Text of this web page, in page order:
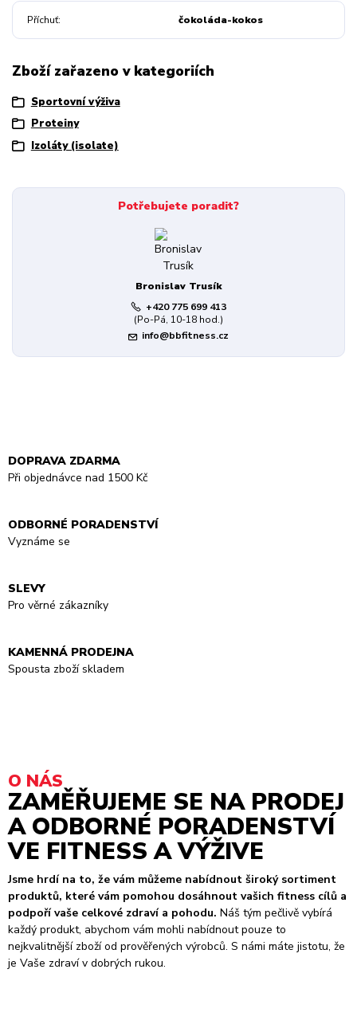
Příchuť čokoláda-kokos
Zboží zařazeno v kategoriích
Sportovní výživa
Proteiny
Izoláty (isolate)
Potřebujete poradit?
Bronislav Trusík
+420 775 699 413
(Po-Pá, 10-18 hod.)
info@bbfitness.cz
DOPRAVA ZDARMA
Při objednávce nad 1500 Kč
ODBORNÉ PORADENSTVÍ
Vyznáme se
SLEVY
Pro věrné zákazníky
KAMENNÁ PRODEJNA
Spousta zboží skladem
O NÁS
ZAMĚŘUJEME SE NA PRODEJ
A ODBORNÉ PORADENSTVÍ
VE FITNESS A VÝŽIVE
Jsme hrdí na to, že vám můžeme nabídnout široký sortiment
produktů, které vám pomohou dosáhnout vašich fitness cílů a
podpoří vaše celkové zdraví a pohodu. Náš tým pečlivě vybírá
každý produkt, abychom vám mohli nabídnout pouze to
nejkvalitnější zboží od prověřených výrobců. S námi máte jistotu, že
je Vaše zdraví v dobrých rukou.